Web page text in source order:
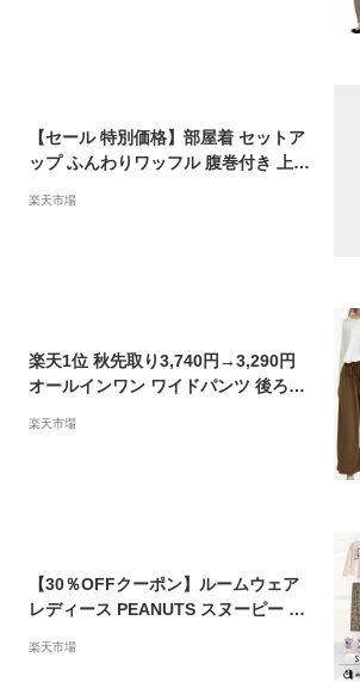
【セール 特別価格】部屋着 セットア
ップ ふんわりワッフル 腹巻付き 上下
ワッフル生地 ナイトウェア ルームウ
楽天市場
楽天1位 秋先取り3,740円→3,290円
オールインワン ワイドパンツ 後ろ開
長袖 Uネック サロペット ワンピース
楽天市場
【30％OFFクーポン】ルームウェア
レディース PEANUTS スヌーピー メ
部屋着 女性 パジャマ セットアップ 春
楽天市場